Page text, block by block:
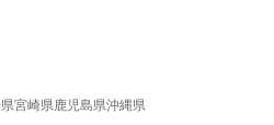
宮崎県鹿児島県沖縄県